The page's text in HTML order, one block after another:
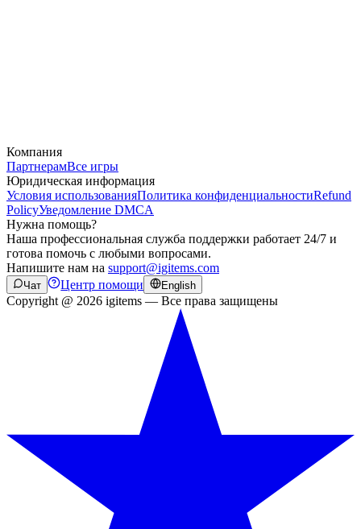
Компания
ПартнерамВсе игры
Юридическая информация
Условия использованияПолитика конфиденциальностиRefund
PolicyУведомление DMCA
Нужна помощь?
Наша профессиональная служба поддержки работает 24/7 и
готова помочь с любыми вопросами.
Напишите нам на support@igitems.com
Чат Центр помощи English
Copyright @ 2026 igitems — Все права защищены